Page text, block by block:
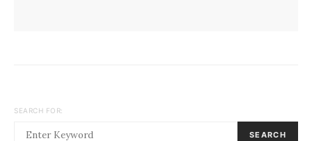
SEARCH FOR:
SEARCH